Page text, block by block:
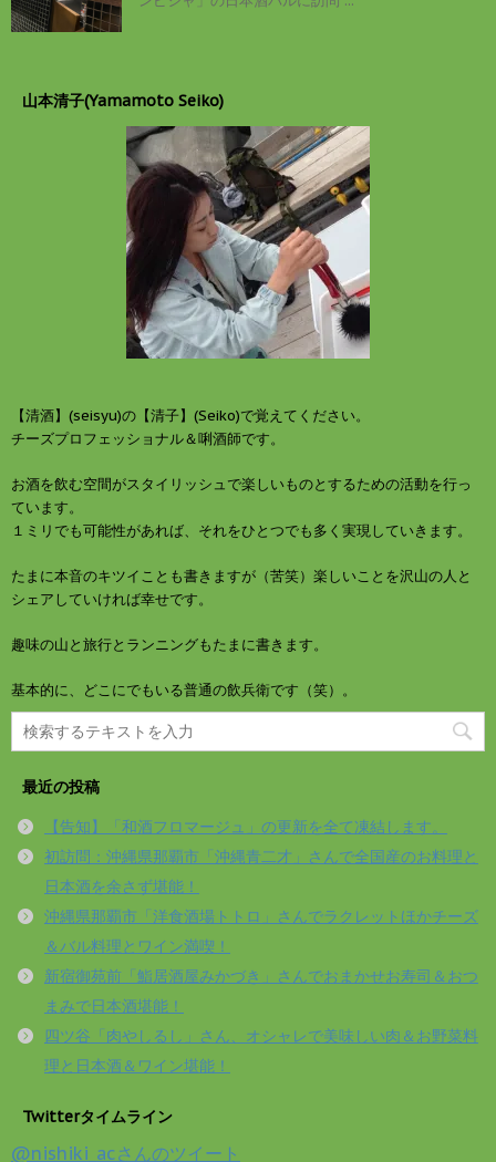
山本清子(Yamamoto Seiko)
【清酒】(seisyu)の【清子】(Seiko)で覚えてください。
チーズプロフェッショナル＆唎酒師です。
お酒を飲む空間がスタイリッシュで楽しいものとするための活動を行っ
ています。
１ミリでも可能性があれば、それをひとつでも多く実現していきます。
たまに本音のキツイことも書きますが（苦笑）楽しいことを沢山の人と
シェアしていければ幸せです。
趣味の山と旅行とランニングもたまに書きます。
基本的に、どこにでもいる普通の飲兵衛です（笑）。
最近の投稿
【告知】「和酒フロマージュ」の更新を全て凍結します。
初訪問：沖縄県那覇市「沖縄青二才」さんで全国産のお料理と
日本酒を余さず堪能！
沖縄県那覇市「洋食酒場トトロ」さんでラクレットほかチーズ
＆バル料理とワイン満喫！
新宿御苑前「鮨居酒屋みかづき」さんでおまかせお寿司＆おつ
まみで日本酒堪能！
四ツ谷「肉やしるし」さん、オシャレで美味しい肉＆お野菜料
理と日本酒＆ワイン堪能！
Twitterタイムライン
@nishiki_acさんのツイート